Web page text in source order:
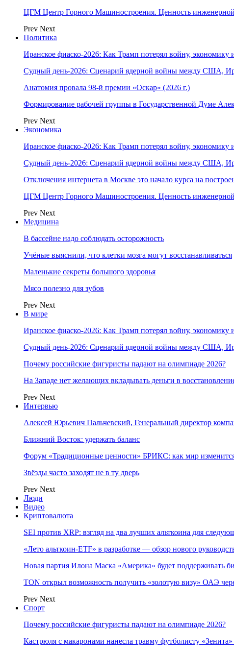
ЦГМ Центр Горного Машиностроения. Ценность
Prev Next
Политика
Иранское фиаско-2026: Как Трамп потерял войну, экономику
Судный день-2026: Сценарий ядерной войны между США,
Анатомия провала 98-й премии «Оскар» (2026 г.)
Формирование рабочей группы в Государственной Думе
Prev Next
Экономика
Иранское фиаско-2026: Как Трамп потерял войну, экономику
Судный день-2026: Сценарий ядерной войны между США,
Отключения интернета в Москве это начало курса на
ЦГМ Центр Горного Машиностроения. Ценность
Prev Next
Медицина
В бассейне надо соблюдать осторожность
Учёные выяснили, что клетки мозга могут восстанавливаться
Маленькие секреты большого здоровья
Мясо полезно для зубов
Prev Next
В мире
Иранское фиаско-2026: Как Трамп потерял войну, экономику
Судный день-2026: Сценарий ядерной войны между США,
Почему российские фигуристы падают на олимпиаде 2026?
На Западе нет желающих вкладывать деньги в
Prev Next
Интервью
Алексей Юрьевич Пальчевский, Генеральный директор
Ближний Восток: удержать баланс
Форум «Традиционные ценности» БРИКС: как мир
Звёзды часто заходят не в ту дверь
Prev Next
Люди
Видео
Криптовалюта
SEI против XRP: взгляд на два лучших альткоина для
«Лето альткоин-ETF» в разработке — обзор нового
Новая партия Илона Маска «Америка» будет поддерживать
TON открыл возможность получить «золотую визу» ОАЭ
Prev Next
Спорт
Почему российские фигуристы падают на олимпиаде 2026?
Кастрюля с макаронами нанесла травму футболисту